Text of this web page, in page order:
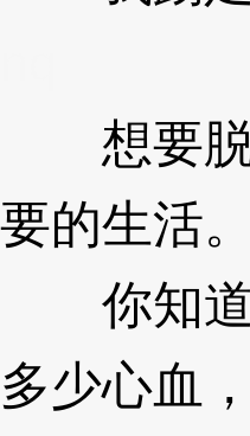
想要脱
要的生活
你知道
多少心血